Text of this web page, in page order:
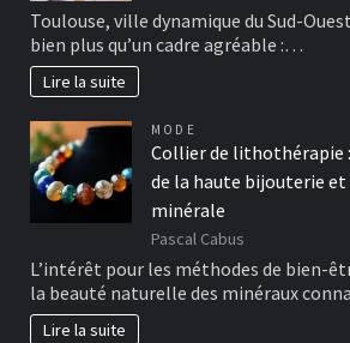
Toulouse, ville dynamique du Sud-
bien plus qu’un cadre agréable :…
Lire la suite
MODE
Collier de lithothérapie
de la haute bijouterie et
minérale
Pascal Cabus
L’intérêt pour les méthodes de bien-
la beauté naturelle des minéraux
Lire la suite